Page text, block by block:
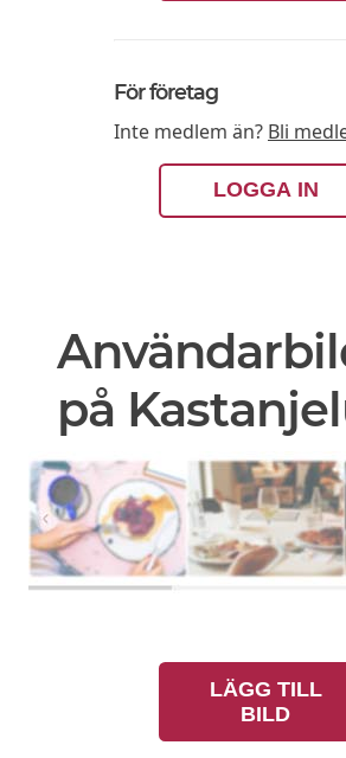
För företag
Inte medlem än? Bli
LOGGA IN
på
LÄGG TILL
BILD